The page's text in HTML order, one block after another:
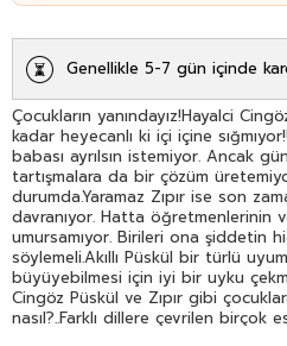
Genellikle 5-7 gün içinde
Çocukların yanındayız!Hayalci
kadar heyecanlı ki içi içine
babası ayrılsın istemiyor. Ancak
tartışmalara da bir çözüm
durumda.Yaramaz Zıpır ise son
davranıyor. Hatta öğretmenlerinin
umursamıyor. Birileri ona şiddetin
söylemeli.Akıllı Püskül bir türlü
büyüyebilmesi için iyi bir uyku
Cingöz Püskül ve Zıpır gibi
nasıl?..Farklı dillere çevrilen birçok